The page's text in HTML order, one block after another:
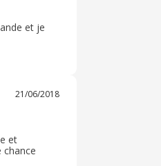
et je
21/06/2018
et